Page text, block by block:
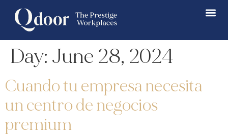
Day: June 28, 2024
Cuando tu empresa necesita
un centro de negocios
premium